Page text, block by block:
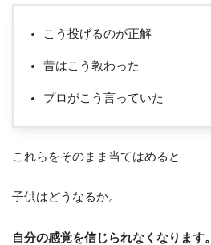
こう投げるのが正解
昔はこう教わった
プロがこう言っていた
これらをそのまま当てはめると
子供はどうなるか。
自分の感覚を信じられなくなります。